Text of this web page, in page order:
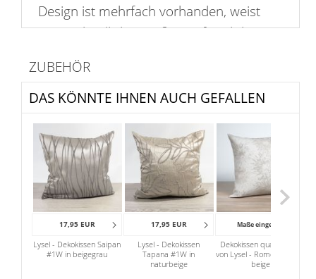
Design ist mehrfach vorhanden, weist
unterschiedliche Größen auf und die
großen Punkten, deren
Aneinanderreihung das runde Aussehen
ergibt. Beachten Sie bitte, dass im
Lieferumfang nur die pflegefreundliche
Hülle mit Reißverschluss enthalten ist.
Passende Füllungen finden Sie separat in
großer Auswahl in unserem Shop.
Diese steinfarbene Kissenhülle ziert ein
Muster aus drei Ringen in dunklem Grau.
DAS KÖNNTE IHNEN AUCH GEFALLEN
ZUBEHÖR
17,95 EUR
Lysel - Dekokissen Saipan
#1W in beigegrau
17,95 EUR
Lysel - Dekokissen
Tapana #1W in
naturbeige
Maße eingeben
Dekokissen quadratisch
von Lysel - Romero #2T in
beige